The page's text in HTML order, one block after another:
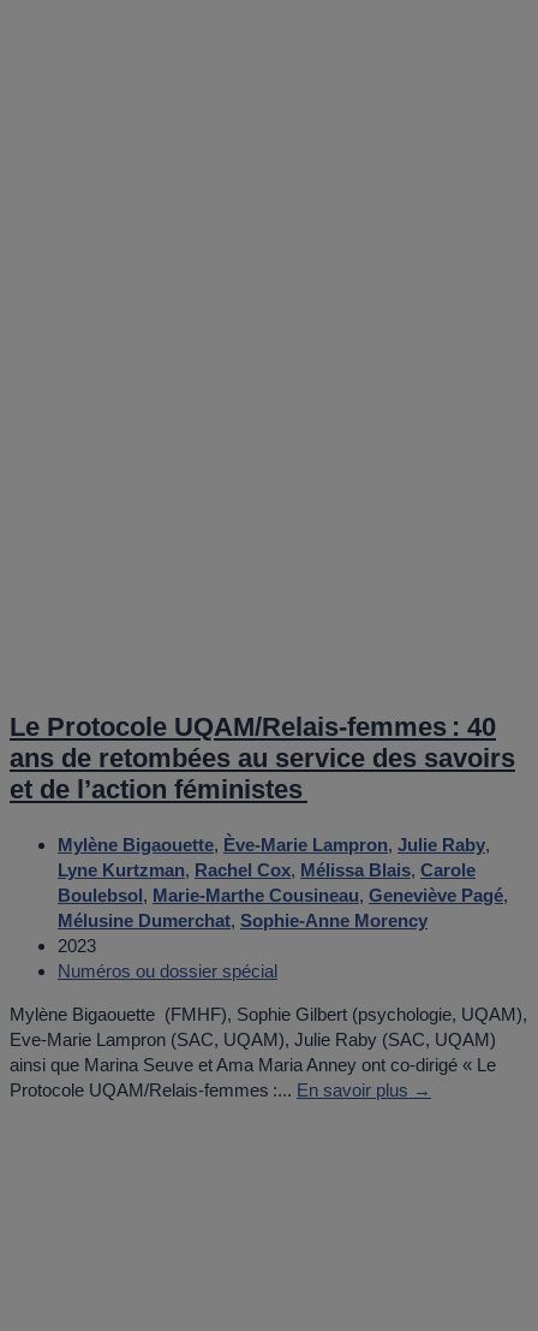
Le Protocole UQAM/Relais-femmes : 40
ans de retombées au service des savoirs
et de l’action féministes
Mylène Bigaouette, Ève-Marie Lampron, Julie Raby,
Lyne Kurtzman, Rachel Cox, Mélissa Blais, Carole
Boulebsol, Marie-Marthe Cousineau, Geneviève Pagé,
Mélusine Dumerchat, Sophie-Anne Morency
2023
Numéros ou dossier spécial
Mylène Bigaouette (FMHF), Sophie Gilbert (psychologie, UQAM),
Eve-Marie Lampron (SAC, UQAM), Julie Raby (SAC, UQAM)
ainsi que Marina Seuve et Ama Maria Anney ont co-dirigé « Le
Protocole UQAM/Relais-femmes :... En savoir plus →